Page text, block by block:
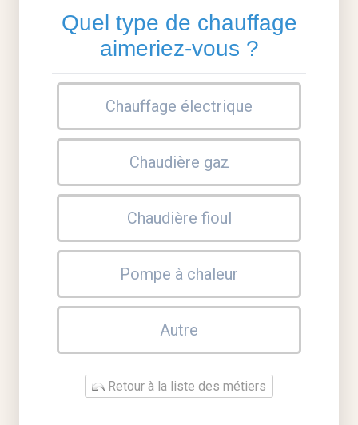
Quel type de chauffage
aimeriez-vous ?
Chauffage électrique
Chaudière gaz
Chaudière fioul
Pompe à chaleur
Autre
Retour à la liste des métiers